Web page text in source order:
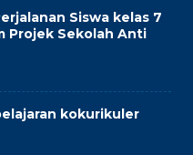
Siswa kelas 7
Projek Sekolah Anti
kokurikuler